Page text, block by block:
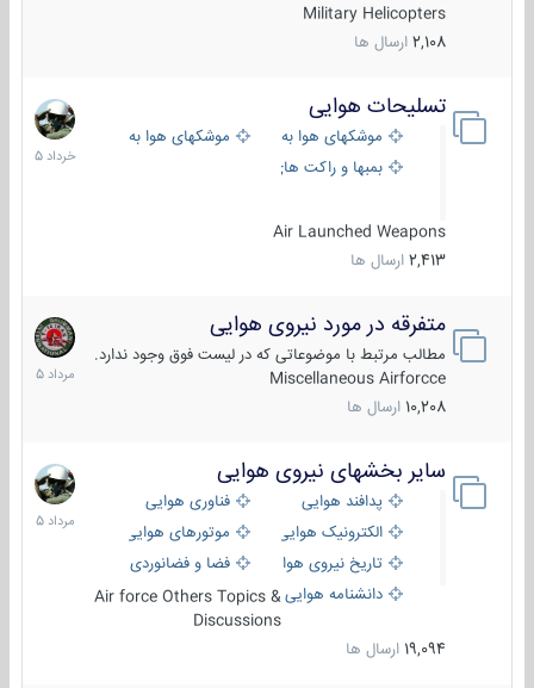
Military Helicopters
2,108 ارسال ها
تسلیحات هوایی
موشکهای هوا به هوا
موشکهای هوا به سطح
بمبها و راکت های هوایی
Air Launched Weapons
2,413 ارسال ها
30
خرداد
1405
متفرقه در مورد نیروی هوایی
مطالب مرتبط با موضوعاتی که در لیست فوق وجود ندارد.
Miscellaneous Airforcce
10,208 ارسال ها
7
مرداد
1405
سایر بخشهای نیروی هوایی
پدافند هوایی
فناوری هوایی
الکترونیک هوایی
موتورهای هوایی
تاریخ نیروی هوایی
فضا و فضانوردی
دانشنامه هواییAir force Others Topics &
Discussions
19,094 ارسال ها
2
مرداد
1405